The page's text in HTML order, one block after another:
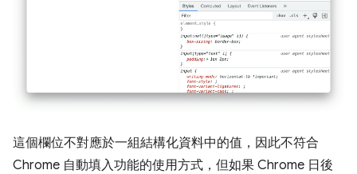
這個欄位不對應於一組結構化資料中的值，因此不符合
Chrome 自動填入功能的使用方式，但如果 Chrome 日後